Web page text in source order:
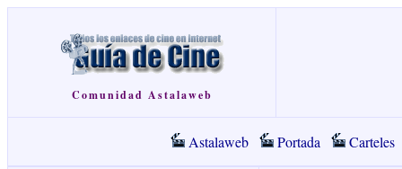
Comunidad Astalaweb
Astalaweb Portada Carteles